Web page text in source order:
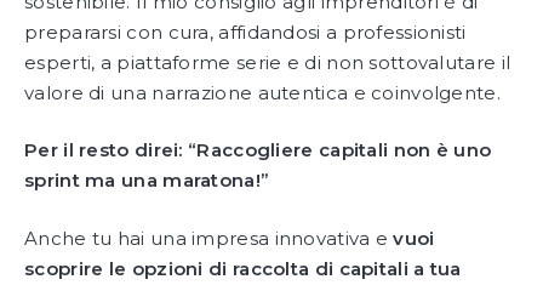
prepararsi con cura, affidandosi a professionisti
esperti, a piattaforme serie e di non sottovalutare il
valore di una narrazione autentica e coinvolgente.
Per il resto direi: “Raccogliere capitali non è uno
sprint ma una maratona!”
Anche tu hai una impresa innovativa evuoi
scoprire le opzioni di raccolta di capitali a tua